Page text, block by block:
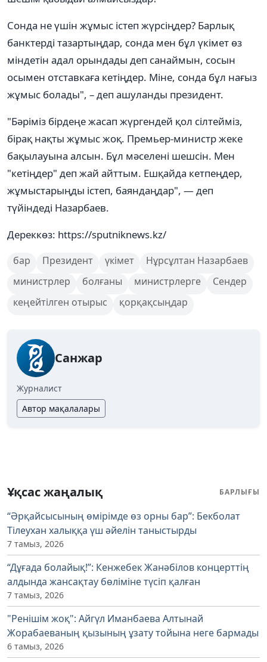
Сонда не үшін жұмыс істеп жүрсіңдер? Барлық
банктерді тазартыңдар, сонда мен бұл үкімет өз
міндетін адал орындады деп санаймын, сосын
осымен отставкаға кетіңдер. Міне, сонда бұл нағыз
жұмыс болады", – деп ашуланды президент.
"Бәріміз бірдеңе жасап жүргендей қол сілтейміз,
бірақ нақты жұмыс жоқ. Премьер-министр жеке
бақылауына алсын. Бұл мәселені шешсін. Мен
"кетіңдер" деп жай айттым. Ешқайда кетпеңдер,
жұмыстарыңды істеп, баяндаңдар", — деп
түйіндеді Назарбаев.
Дереккөз: https://sputniknews.kz/
бар Президент үкімет
Нұрсұлтан Назарбаев
министрлер
болғаны министрлерге
Сендер
кеңейтілген отырыс
қорқақсыңдар
Санжар
Журналист
Автор мақалалары
Ұқсас жаңалық БАРЛЫҒЫ
“Әрқайсысының өмірімде өз орны бар”: Бекболат
Тілеухан халыққа үш әйелін таныстырды
7 тамыз, 2026
“Дұғада болайық!”: Кенжебек Жанәбілов концерттің
алдында жансақтау бөліміне түсіп қалған
7 тамыз, 2026
"Ренішім жоқ": Айгүл Иманбаева Алтынай
Жорабаеваның қызының ұзату тойына неге бармады
6 тамыз, 2026